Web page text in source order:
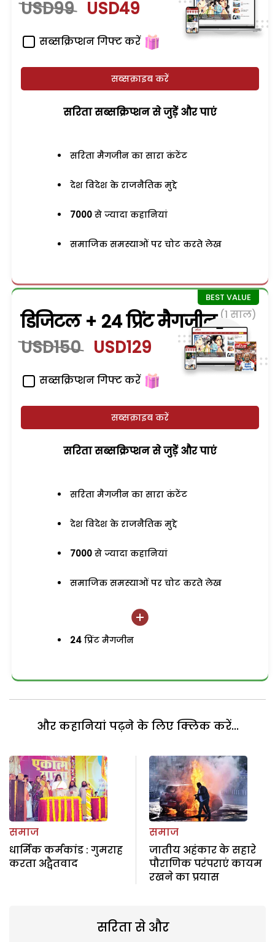
USD99 USD49
सब्सक्रिप्शन गिफ्ट करें
सब्सक्राइब करें
सरिता सब्सक्रिप्शन से जुड़ेें और पाएं
सरिता मैगजीन का सारा कंटेंट
देश विदेश के राजनैतिक मुद्दे
7000 से ज्यादा कहानियां
समाजिक समस्याओं पर चोट करते लेख
डिजिटल + 24 प्रिंट मैगजीन (1 साल)
USD150 USD129
सब्सक्रिप्शन गिफ्ट करें
सब्सक्राइब करें
सरिता सब्सक्रिप्शन से जुड़ेें और पाएं
सरिता मैगजीन का सारा कंटेंट
देश विदेश के राजनैतिक मुद्दे
7000 से ज्यादा कहानियां
समाजिक समस्याओं पर चोट करते लेख
24 प्रिंट मैगजीन
और कहानियां पढ़ने के लिए क्लिक करें...
समाज
धार्मिक कर्मकांड : गुमराह
करता अद्वैतवाद
समाज
जातीय अहंकार के सहारे
पौराणिक परंपराएं कायम
रखने का प्रयास
सरिता से और